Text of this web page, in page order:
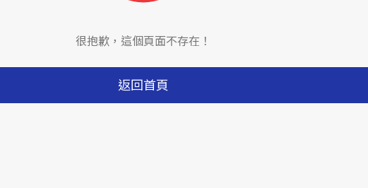
很抱歉，這個頁面不存在！
返回首頁